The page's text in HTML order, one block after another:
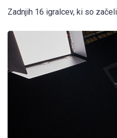
Zadnjih 16 igralcev, ki so